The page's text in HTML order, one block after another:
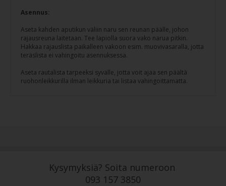
Asennus:
Aseta kahden aputikun väliin naru sen reunan päälle, johon
rajausreuna laitetaan. Tee lapiolla suora vako narua pitkin.
Hakkaa rajauslista paikalleen vakoon esim. muovivasaralla, jotta
teräslista ei vahingoitu asennuksessa.
Aseta rautalista tarpeeksi syvälle, jotta voit ajaa sen päältä
ruohonleikkurilla ilman leikkuria tai listaa vahingoittamatta.
Kysymyksiä? Soita numeroon
093 157 3850